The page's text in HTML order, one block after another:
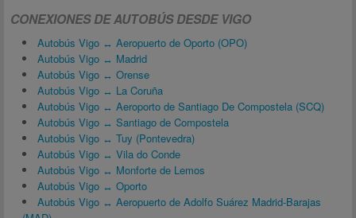
CONEXIONES DE AUTOBÚS DESDE VIGO
Autobús Vigo ↔ Aeropuerto de Oporto (OPO)
Autobús Vigo ↔ Madrid
Autobús Vigo ↔ Orense
Autobús Vigo ↔ La Coruña
Autobús Vigo ↔ Aeroporto de Santiago De Compostela (SCQ)
Autobús Vigo ↔ Santiago de Compostela
Autobús Vigo ↔ Tuy (Pontevedra)
Autobús Vigo ↔ Vila do Conde
Autobús Vigo ↔ Monforte de Lemos
Autobús Vigo ↔ Oporto
Autobús Vigo ↔ Aeropuerto de Adolfo Suárez Madrid-Barajas